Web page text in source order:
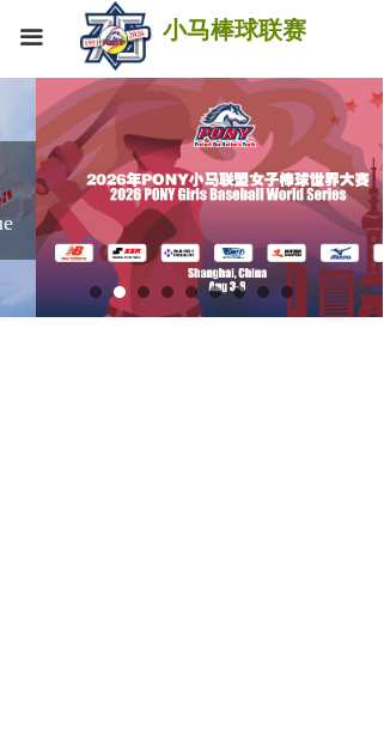
小马棒球联赛
끀
首页
总决赛
关于我们
新闻资讯
赛事公告
服务支持